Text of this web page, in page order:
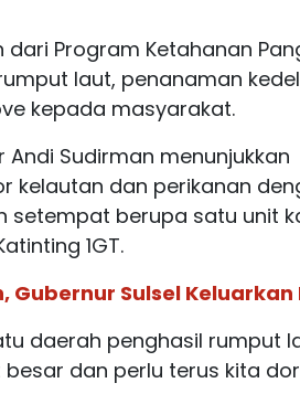
Program Ketahanan
laut, penanaman
kepada masyarakat.
Sudirman menunjukkan
kelautan dan perikanan
setempat berupa satu unit
1GT.
Gubernur Sulsel
daerah penghasil rumput
dan perlu terus kita